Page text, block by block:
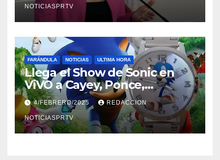
NOTICIASPRTV
FARÁNDULA NOTICIAS ULTIMA HORA
Llega el Show de Sonic en
ViVO a Cayey, Ponce,
Barceloneta y Humacao,
Relojes gratis para el que
compre ahora….
4/FEBRERO/2025 REDACCION
NOTICIASPRTV